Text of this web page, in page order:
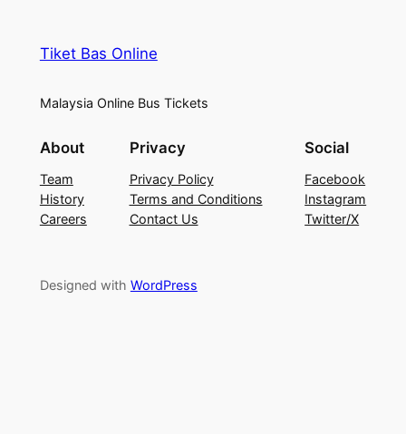
Tiket Bas Online
Malaysia Online Bus Tickets
About
Team
History
Careers
Privacy
Privacy Policy
Terms and Conditions
Contact Us
Social
Facebook
Instagram
Twitter/X
Designed with WordPress